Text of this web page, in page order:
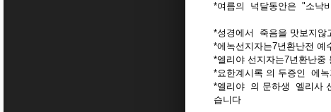
*여름의 넉달동안은 "소낙
*성경에서 죽음을 맛보지않
*에녹선지자는7년환난전
*엘리야 선지자는7년환난
*요한계시록 의 두증인 에
*엘리야 의 문하생 엘리사
습니다